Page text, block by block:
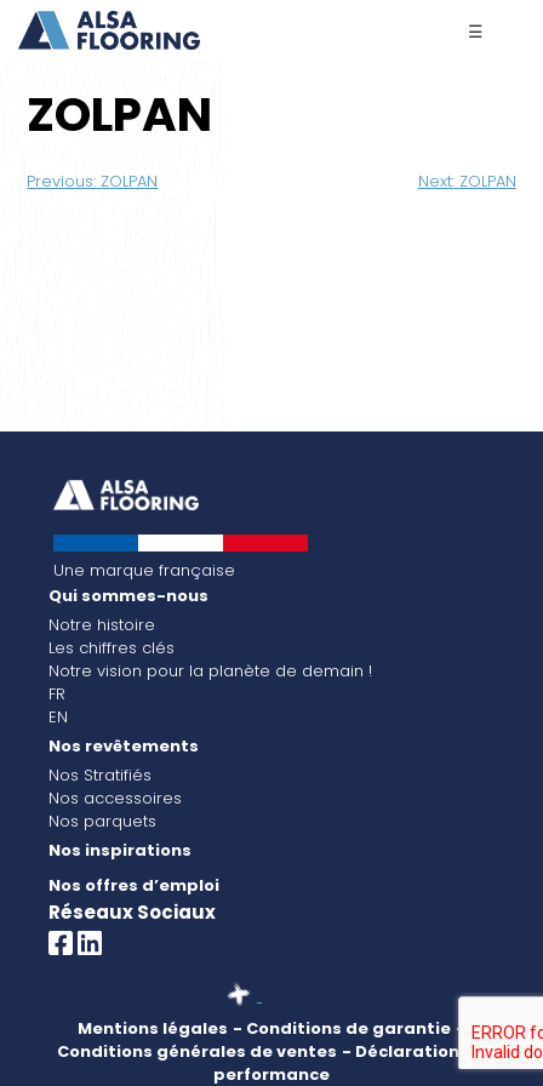
☰
ZOLPAN
Navigation
Previous: ZOLPAN Next: ZOLPAN
Une marque française
Qui sommes-nous
Notre histoire
Les chiffres clés
Notre vision pour la planète de demain !
FR
EN
Nos revêtements
Nos Stratifiés
Nos accessoires
Nos parquets
Nos inspirations
Nos offres d’emploi
Réseaux Sociaux
Mentions légales - Conditions de garantie -
Conditions générales de ventes - Déclaration de
performance